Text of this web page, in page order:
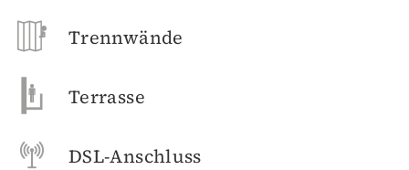
Trennwände
Terrasse
DSL-Anschluss